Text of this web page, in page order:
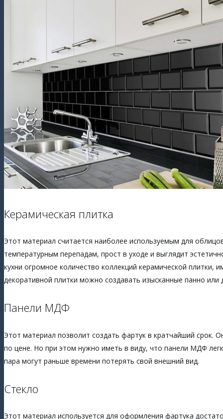
Керамическая плитка
Этот материал считается наиболее используемым для
температурным перепадам, прост в уходе и выглядит
кухни огромное количество коллекций керамической
декоративной плитки можно создавать изысканные панно
Панели МДФ
Этот материал позволит создать фартук в кратчайший срок.
по цене. Но при этом нужно иметь в виду, что панели МДФ
пара могут раньше времени потерять свой внешний вид.
Стекло
Этот материал используется для оформления фартука